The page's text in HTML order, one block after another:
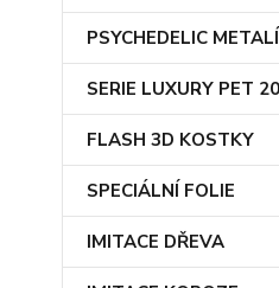
PSYCHEDELIC
SERIE LUXURY PET
FLASH 3D KOSTKY
SPECIÁLNÍ FOLIE
IMITACE DŘEVA